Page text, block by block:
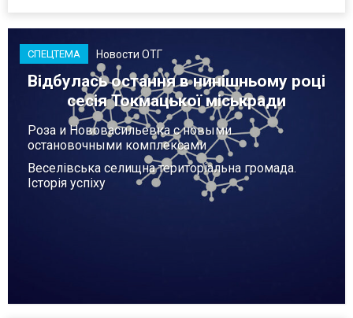
СПЕЦТЕМА Новости ОТГ
Відбулась остання в нинішньому році
сесія Токмацької міськради
Роза и Нововасильевка с новыми
остановочными комплексами
Веселівська селищна територіальна громада.
Історія успіху